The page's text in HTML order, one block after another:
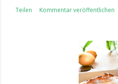
Teilen Kommentar veröffentlichen